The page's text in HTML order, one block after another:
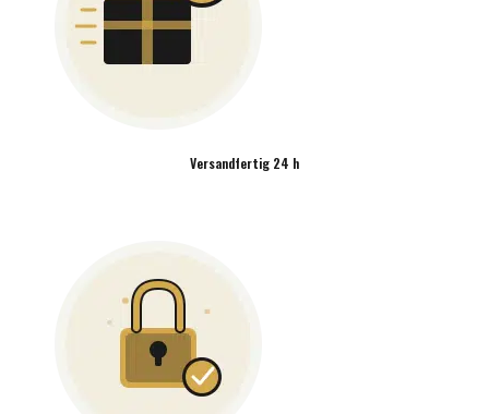
Versandfertig 24 h